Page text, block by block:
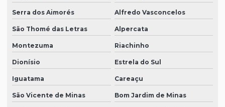
Serra dos Aimorés Alfredo Vasconcelos
São Thomé das Letras Alpercata
Montezuma Riachinho
Dionísio Estrela do Sul
Iguatama Careaçu
São Vicente de Minas Bom Jardim de Minas